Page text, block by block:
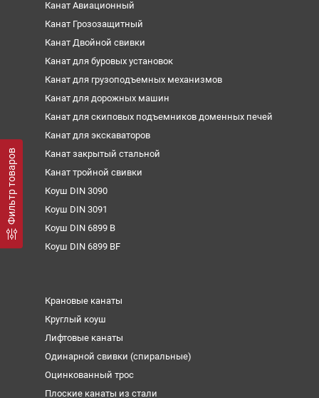
Фильтр товаров
Канат Авиационный
Канат Грозозащитный
Канат Двойной свивки
Канат для буровых установок
Канат для грузоподъемных механизмов
Канат для дорожных машин
Канат для скиповых подъемников доменных печей
Канат для экскаваторов
Канат закрытый стальной
Канат тройной свивки
Коуш DIN 3090
Коуш DIN 3091
Коуш DIN 6899 B
Коуш DIN 6899 BF
Крановые канаты
Круглый коуш
Лифтовые канаты
Одинарной свивки (спиральные)
Оцинкованный трос
Плоские канаты из стали